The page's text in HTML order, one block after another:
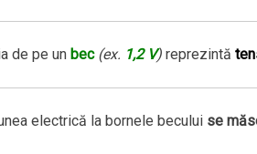
de pe un bec (ex. 1,2 V)reprezintă
electrică la bornele becului se